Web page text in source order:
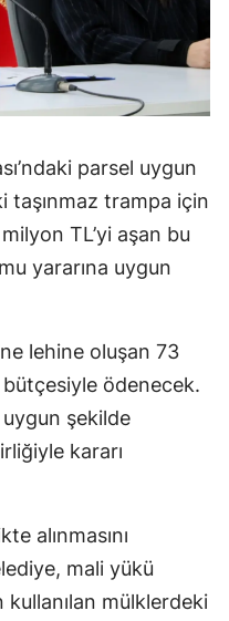
parsel uygun
taşınmaz trampa için
TL’yi aşan bu
yararına uygun
lehine oluşan 73
ödenecek.
uygun şekilde
kararı
alınmasını
mali yükü
mülklerdeki